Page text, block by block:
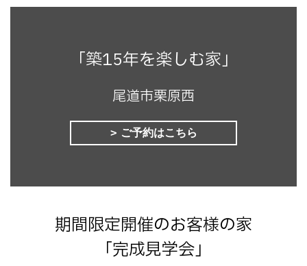
「築15年を楽しむ家」
尾道市栗原西
ご予約はこちら
期間限定開催のお客様の家
「完成見学会」